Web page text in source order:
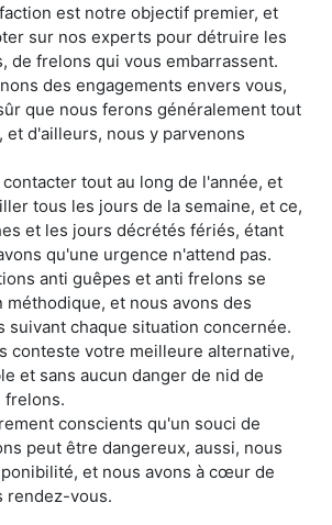
est notre objectif premier, et
sur nos experts pour détruire les
de frelons qui vous embarrassent.
des engagements envers vous,
que nous ferons généralement tout
et d'ailleurs, nous y parvenons
tout au long de l'année, et
tous les jours de la semaine, et ce,
et les jours décrétés fériés, étant
qu'une urgence n'attend pas.
anti guêpes et anti frelons se
et nous avons des
suivant chaque situation concernée.
conteste votre meilleure alternative,
et sans aucun danger de nid de
frelons.
conscients qu'un souci de
peut être dangereux, aussi, nous
et nous avons à cœur de
rendez-vous.